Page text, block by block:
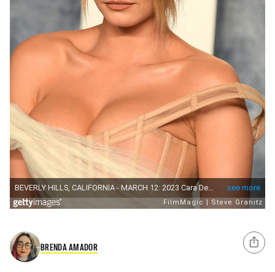
BRENDA AMADOR